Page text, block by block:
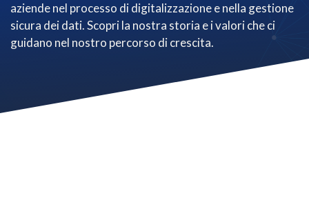
aziende nel processo di digitalizzazione e nella gestione
sicura dei dati. Scopri la nostra storia e i valori che ci
guidano nel nostro percorso di crescita.